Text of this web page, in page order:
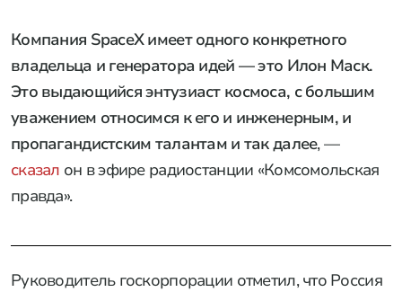
Компания SpaceX имеет одного конкретного
владельца и генератора идей — это Илон Маск.
Это выдающийся энтузиаст космоса, с большим
уважением относимся к его и инженерным, и
пропагандистским талантам и так далее, —
сказал он в эфире радиостанции «Комсомольская
правда».
Руководитель госкорпорации отметил, что Россия